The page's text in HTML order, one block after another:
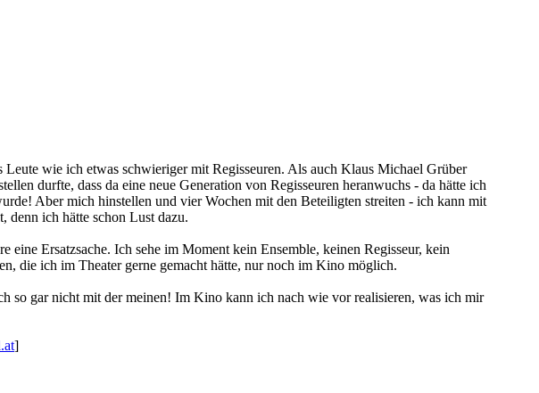
wie ich etwas schwieriger mit Regisseuren. Als auch Klaus Michael Grüber
durfte, dass da eine neue Generation von Regisseuren heranwuchs - da hätte ich
Aber mich hinstellen und vier Wochen mit den Beteiligten streiten - ich kann mit
denn ich hätte schon Lust dazu.
Ersatzsache. Ich sehe im Moment kein Ensemble, keinen Regisseur, kein
die ich im Theater gerne gemacht hätte, nur noch im Kino möglich.
so gar nicht mit der meinen! Im Kino kann ich nach wie vor realisieren, was ich mir
]